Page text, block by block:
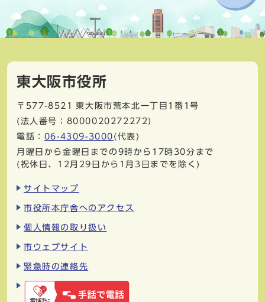
東大阪市役所
〒577-8521
東大阪市荒本北一丁目1番1号
(法人番号：8000020272272)
電話： 06-4309-3000 (代表)
月曜日から金曜日までの9時から17時30分まで
(祝休日、12月29日から1月3日までを除く)
サイトマップ
市役所本庁舎へのアクセス
個人情報の取り扱い
市ウェブサイト
緊急時の連絡先